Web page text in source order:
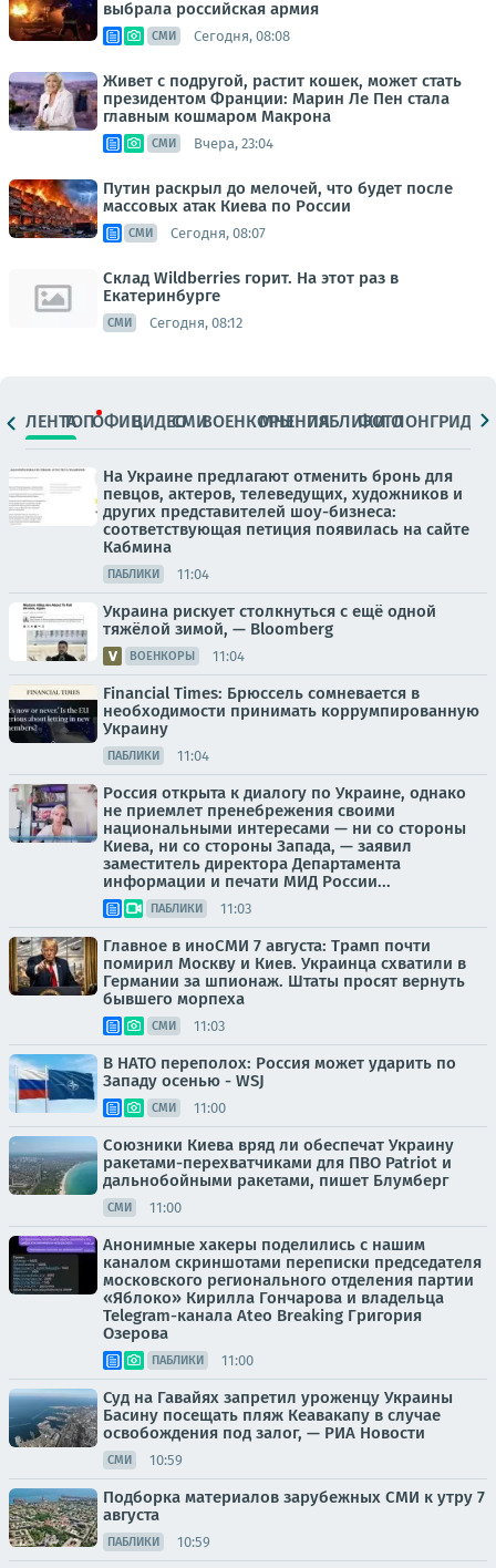
выбрала российская армия
СМИ Сегодня, 08:08
Живет с подругой, растит кошек, может стать
президентом Франции: Марин Ле Пен стала
главным кошмаром Макрона
СМИ Вчера, 23:04
Путин раскрыл до мелочей, что будет после
массовых атак Киева по России
СМИ Сегодня, 08:07
Склад Wildberries горит. На этот раз в
Екатеринбурге
СМИ Сегодня, 08:12
ЛЕНТАТОПОФИЦ.ВИДЕОСМИВОЕНКОРЫМНЕНИЯПАБЛИКИ
ФОТОЛОНГРИДЫ
На Украине предлагают отменить бронь для
певцов, актеров, телеведущих, художников и
других представителей шоу-бизнеса:
соответствующая петиция появилась на сайте
Кабмина
ПАБЛИКИ 11:04
Украина рискует столкнуться с ещё одной
тяжёлой зимой, — Bloomberg
ВОЕНКОРЫ 11:04
Financial Times: Брюссель сомневается в
необходимости принимать коррумпированную
Украину
ПАБЛИКИ 11:04
Россия открыта к диалогу по Украине, однако
не приемлет пренебрежения своими
национальными интересами — ни со стороны
Киева, ни со стороны Запада, — заявил
заместитель директора Департамента
информации и печати МИД России...
ПАБЛИКИ 11:03
Главное в иноСМИ 7 августа: Трамп почти
помирил Москву и Киев. Украинца схватили в
Германии за шпионаж. Штаты просят вернуть
бывшего морпеха
СМИ 11:03
В НАТО переполох: Россия может ударить по
Западу осенью - WSJ
СМИ 11:00
Союзники Киева вряд ли обеспечат Украину
ракетами-перехватчиками для ПВО Patriot и
дальнобойными ракетами, пишет Блумберг
СМИ 11:00
Анонимные хакеры поделились с нашим
каналом скриншотами переписки председателя
московского регионального отделения партии
«Яблоко» Кирилла Гончарова и владельца
Telegram-канала Ateo Breaking Григория
Озерова
ПАБЛИКИ 11:00
Суд на Гавайях запретил уроженцу Украины
Басину посещать пляж Кеавакапу в случае
освобождения под залог, — РИА Новости
СМИ 10:59
Подборка материалов зарубежных СМИ к утру 7
августа
ПАБЛИКИ 10:59